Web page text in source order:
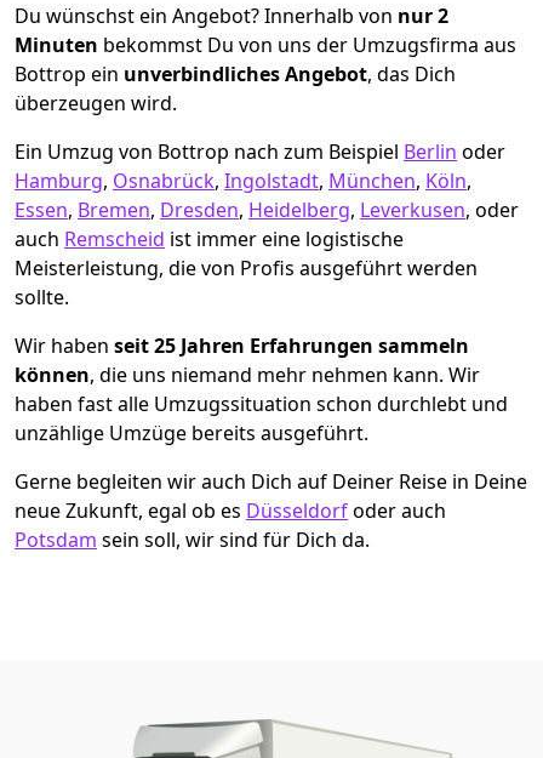
Du wünschst ein Angebot? Innerhalb von nur 2
Minuten bekommst Du von uns der Umzugsfirma aus
Bottrop ein unverbindliches Angebot, das Dich
überzeugen wird.
Ein Umzug von Bottrop nach zum Beispiel Berlin oder
Hamburg, Osnabrück, Ingolstadt, München, Köln,
Essen, Bremen, Dresden, Heidelberg, Leverkusen, oder
auch Remscheid ist immer eine logistische
Meisterleistung, die von Profis ausgeführt werden
sollte.
Wir haben seit25 Jahren Erfahrungen sammeln
können, die uns niemand mehr nehmen kann. Wir
haben fast alle Umzugssituation schon durchlebt und
unzählige Umzüge bereits ausgeführt.
Gerne begleiten wir auch Dich auf Deiner Reise in Deine
neue Zukunft, egal ob es Düsseldorfoder auch
Potsdam sein soll, wir sind für Dich da.